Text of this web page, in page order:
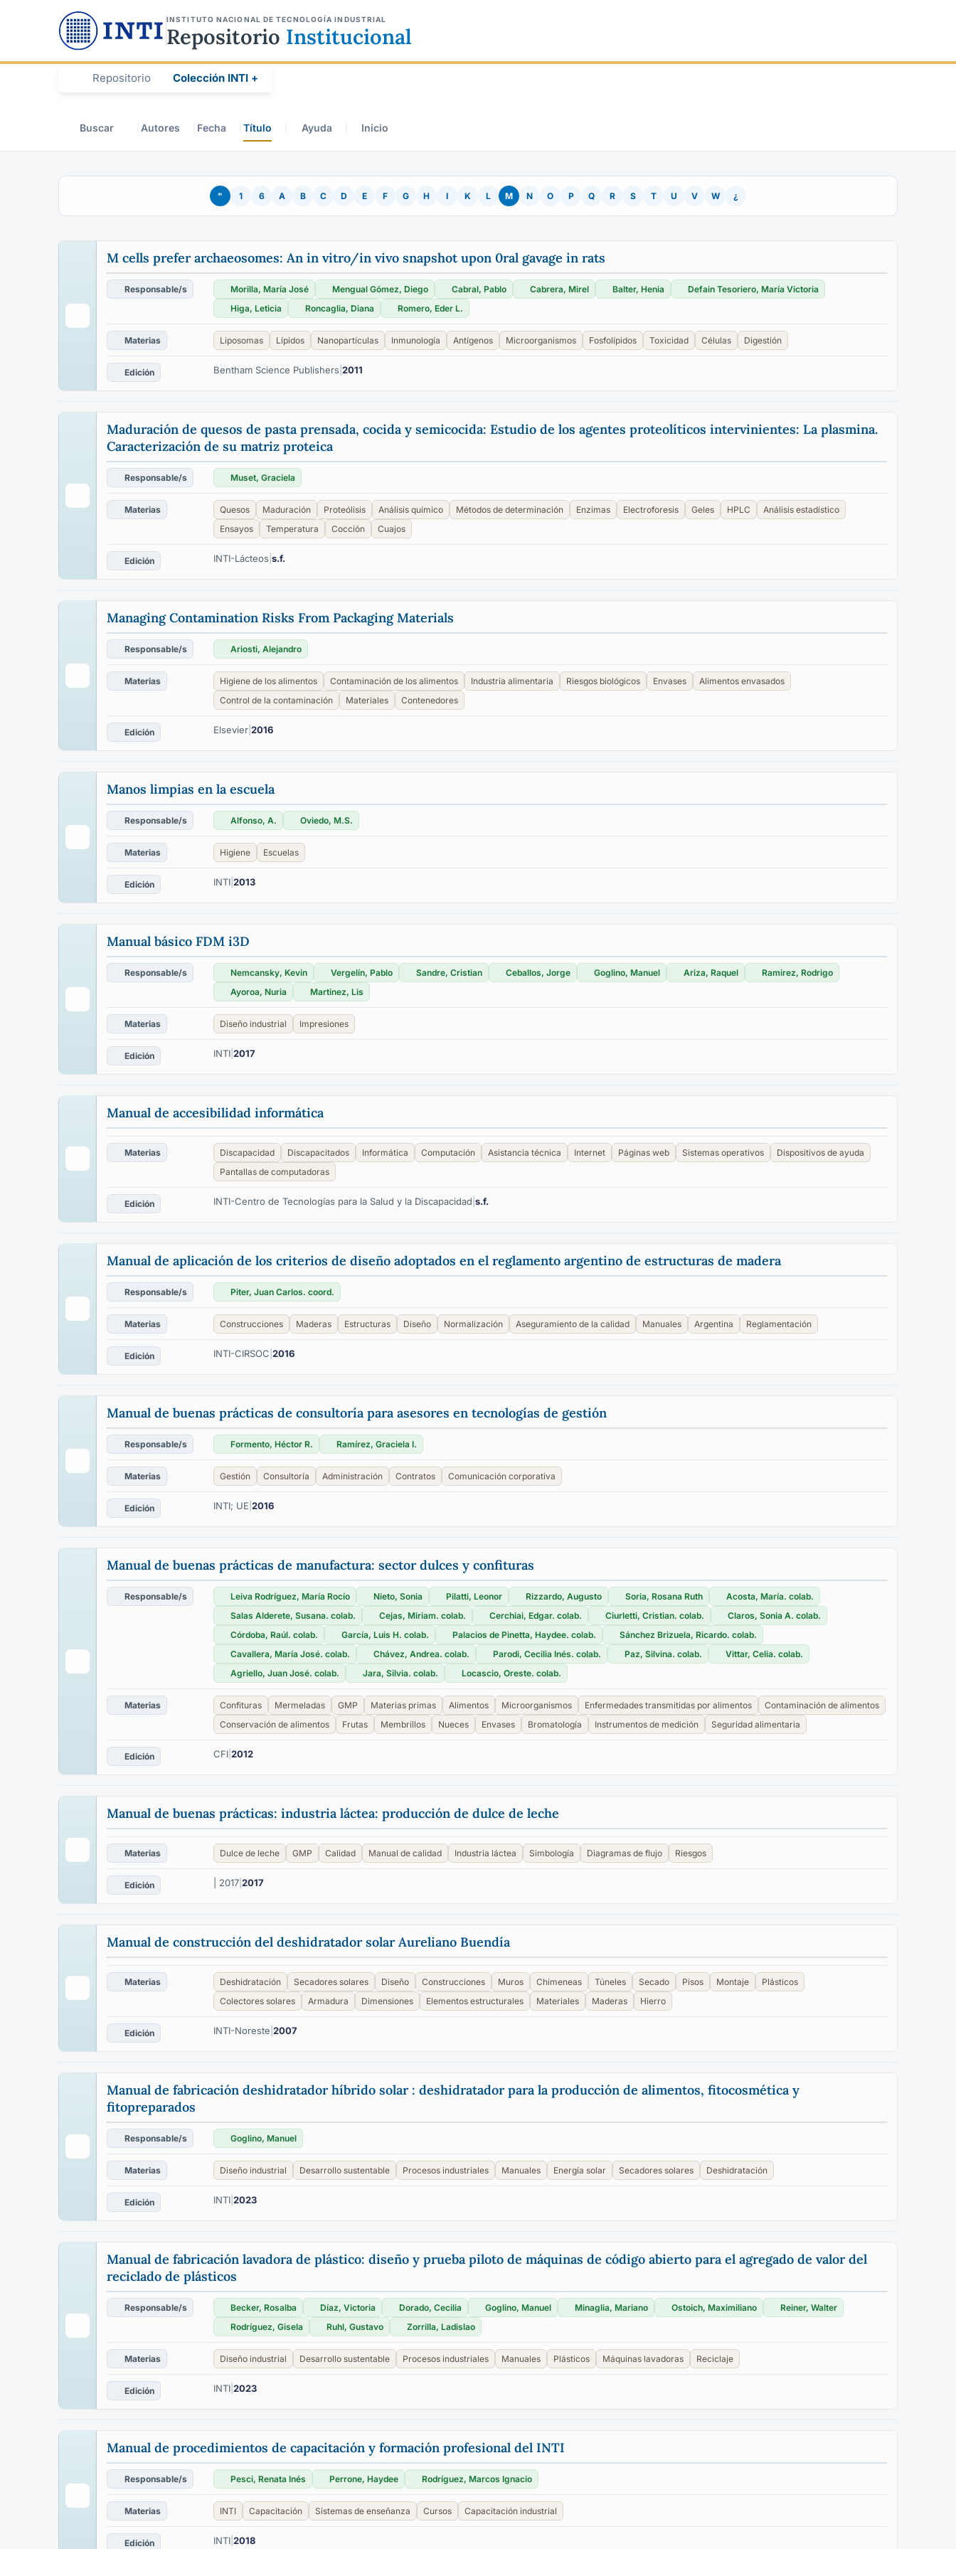
INSTITUTO NACIONAL DE TECNOLOGÍA INDUSTRIAL
Repositorio Institucional
Repositorio Colección INTI +
Buscar Autores Fecha Título Ayuda Inicio
" 1 6 A B C D E F G H I K L M N O P Q R S T U V W ¿
M cells prefer archaeosomes: An in vitro/in vivo snapshot upon 0ral gavage in rats
Responsable/s Morilla, María José Mengual Gómez, Diego Cabral, Pablo Cabrera, Mirel Balter, Henia
Defain Tesoriero, María Victoria
Higa, Leticia
Roncaglia, Diana Romero, Eder L.
Materias Liposomas Lípidos Nanopartículas Inmunología Antígenos Microorganismos Fosfolípidos Toxicidad Células Digestión
Edición Bentham Science Publishers 2011
Maduración de quesos de pasta prensada, cocida y semicocida: Estudio de los agentes proteolíticos intervinientes: La plasmina.
Caracterización de su matriz proteica
Responsable/s Muset, Graciela
Materias Quesos Maduración Proteólisis Análisis químico Métodos de determinación Enzimas Electroforesis Geles HPLC
Análisis estadístico
Ensayos
Temperatura Cocción Cuajos
Edición INTI-Lácteos s.f.
Managing Contamination Risks From Packaging Materials
Responsable/s Ariosti, Alejandro
Materias Higiene de los alimentos Contaminación de los alimentos Industria alimentaria Riesgos biológicos Envases
Alimentos envasados
Control de la contaminación
Materiales Contenedores
Edición Elsevier 2016
Manos limpias en la escuela
Responsable/s Alfonso, A. Oviedo, M.S.
Materias Higiene Escuelas
Edición INTI 2013
Manual básico FDM i3D
Responsable/s Nemcansky, Kevin Vergelín, Pablo Sandre, Cristian Ceballos, Jorge Goglino, Manuel Ariza, Raquel
Ramirez, Rodrigo
Ayoroa, Nuria
Martinez, Lis
Materias Diseño industrial Impresiones
Edición INTI 2017
Manual de accesibilidad informática
Materias Discapacidad Discapacitados Informática Computación Asistancia técnica Internet Páginas web Sistemas operativos
Dispositivos de ayuda
Pantallas de computadoras
Edición INTI-Centro de Tecnologías para la Salud y la Discapacidad s.f.
Manual de aplicación de los criterios de diseño adoptados en el reglamento argentino de estructuras de madera
Responsable/s Piter, Juan Carlos. coord.
Materias Construcciones Maderas Estructuras Diseño Normalización Aseguramiento de la calidad Manuales Argentina Reglamentación
Edición INTI-CIRSOC 2016
Manual de buenas prácticas de consultoría para asesores en tecnologías de gestión
Responsable/s Formento, Héctor R. Ramírez, Graciela I.
Materias Gestión Consultoría Administración Contratos Comunicación corporativa
Edición INTI; UE 2016
Manual de buenas prácticas de manufactura: sector dulces y confituras
Responsable/s Leiva Rodríguez, María Rocío Nieto, Sonia Pilatti, Leonor Rizzardo, Augusto Soria, Rosana Ruth
Acosta, María. colab.
Salas Alderete, Susana. colab.
Cejas, Miriam. colab. Cerchiai, Edgar. colab. Ciurletti, Cristian. colab.
Claros, Sonia A. colab.
Córdoba, Raúl. colab.
García, Luis H. colab. Palacios de Pinetta, Haydee. colab.
Sánchez Brizuela, Ricardo. colab.
Cavallera, María José. colab.
Chávez, Andrea. colab. Parodi, Cecilia Inés. colab. Paz, Silvina. colab.
Vittar, Celia. colab.
Agriello, Juan José. colab.
Jara, Silvia. colab. Locascio, Oreste. colab.
Materias Confituras Mermeladas GMP Materias primas Alimentos Microorganismos Enfermedades transmitidas por alimentos
Contaminación de alimentos
Conservación de alimentos
Frutas Membrillos Nueces Envases Bromatología Instrumentos de medición Seguridad alimentaria
Edición CFI 2012
Manual de buenas prácticas: industria láctea: producción de dulce de leche
Materias Dulce de leche GMP Calidad Manual de calidad Industria láctea Simbología Diagramas de flujo Riesgos
Edición | 2017 2017
Manual de construcción del deshidratador solar Aureliano Buendía
Materias Deshidratación Secadores solares Diseño Construcciones Muros Chimeneas Túneles Secado Pisos Montaje
Plásticos
Colectores solares
Armadura Dimensiones Elementos estructurales Materiales Maderas Hierro
Edición INTI-Noreste 2007
Manual de fabricación deshidratador híbrido solar : deshidratador para la producción de alimentos, fitocosmética y
fitopreparados
Responsable/s Goglino, Manuel
Materias Diseño industrial Desarrollo sustentable Procesos industriales Manuales Energía solar Secadores solares Deshidratación
Edición INTI 2023
Manual de fabricación lavadora de plástico: diseño y prueba piloto de máquinas de código abierto para el agregado de valor del
reciclado de plásticos
Responsable/s Becker, Rosalba Díaz, Victoria Dorado, Cecilia Goglino, Manuel Minaglia, Mariano Ostoich, Maximiliano
Reiner, Walter
Rodríguez, Gisela
Ruhl, Gustavo Zorrilla, Ladislao
Materias Diseño industrial Desarrollo sustentable Procesos industriales Manuales Plásticos Máquinas lavadoras Reciclaje
Edición INTI 2023
Manual de procedimientos de capacitación y formación profesional del INTI
Responsable/s Pesci, Renata Inés Perrone, Haydee Rodríguez, Marcos Ignacio
Materias INTI Capacitación Sistemas de enseñanza Cursos Capacitación industrial
Edición INTI 2018